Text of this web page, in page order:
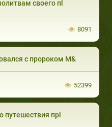
своего пl
8091
с пророком М&
52399
путешествия прl